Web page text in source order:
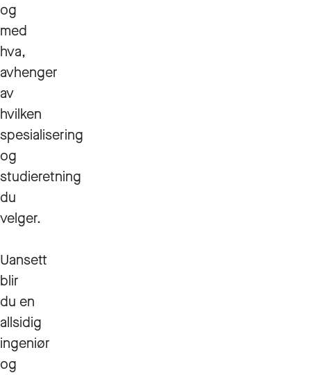
og
med
hva,
avhenger
av
hvilken
spesialisering
og
studieretning
du
velger.
Uansett
blir
du en
allsidig
ingeniør
og